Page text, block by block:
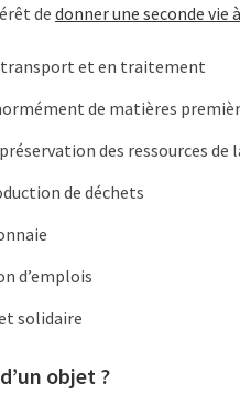
de donner une seconde vie
transport et en traitement
de matières
des ressources de
de déchets
d’emplois
solidaire
objet ?